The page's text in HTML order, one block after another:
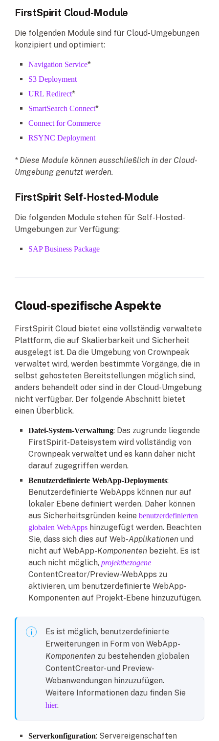
FirstSpirit Cloud-Module
Die folgenden Module sind für Cloud-Umgebungen
konzipiert und optimiert:
Navigation Service*
S3 Deployment
URL Redirect*
SmartSearch Connect*
Connect for Commerce
RSYNC Deployment
* Diese Module können ausschließlich in der Cloud-
Umgebung genutzt werden.
FirstSpirit Self-Hosted-Module
Die folgenden Module stehen für Self-Hosted-
Umgebungen zur Verfügung:
SAP Business Package
Cloud-spezifische Aspekte
FirstSpirit Cloud bietet eine vollständig verwaltete
Plattform, die auf Skalierbarkeit und Sicherheit
ausgelegt ist. Da die Umgebung von Crownpeak
verwaltet wird, werden bestimmte Vorgänge, die in
selbst gehosteten Bereitstellungen möglich sind,
anders behandelt oder sind in der Cloud-Umgebung
nicht verfügbar. Der folgende Abschnitt bietet
einen Überblick.
Datei-System-Verwaltung: Das zugrunde liegende
FirstSpirit-Dateisystem wird vollständig von
Crownpeak verwaltet und es kann daher nicht
darauf zugegriffen werden.
Benutzerdefinierte WebApp-Deployments:
Benutzerdefinierte WebApps können nur auf
lokaler Ebene definiert werden. Daher können
aus Sicherheitsgründen keine benutzerdefinierten
globalen WebApps hinzugefügt werden. Beachten
Sie, dass sich dies auf Web-Applikationen und
nicht auf WebApp-Komponenten bezieht. Es ist
auch nicht möglich, projektbezogene
ContentCreator/Preview-WebApps zu
aktivieren, um benutzerdefinierte WebApp-
Komponenten auf Projekt-Ebene hinzuzufügen.
Es ist möglich, benutzerdefinierte
Erweiterungen in Form von WebApp-
Komponenten zu bestehenden globalen
ContentCreator- und Preview-
Webanwendungen hinzuzufügen.
Weitere Informationen dazu finden Sie
hier.
Serverkonfiguration: Servereigenschaften